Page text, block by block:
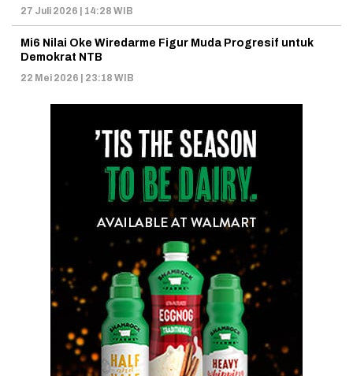
27 Juli 2026 | 14:28 WIB
Mi6 Nilai Oke Wiredarme Figur Muda Progresif untuk
Demokrat NTB
22 Mei 2026 | 23:18 WIB